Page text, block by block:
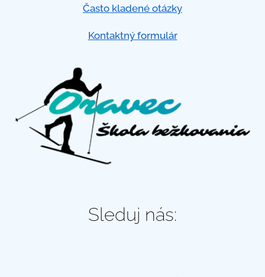
Často kladené otázky
Kontaktný formulár
Sleduj nás: